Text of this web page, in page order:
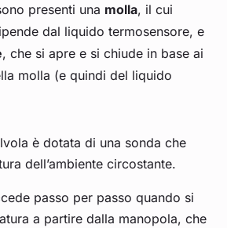
presenti una molla, il cui
dal liquido termosensore, e
, che si apre e si chiude in base ai
molla (e quindi del liquido
è dotata di una sonda che
dell’ambiente circostante.
passo per passo quando si
a partire dalla manopola, che